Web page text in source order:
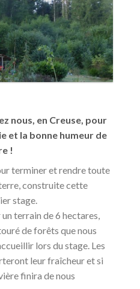
nous, en Creuse, pour
et la bonne humeur de
!
terminer et rendre toute
construite cette
stage.
un terrain de 6 hectares,
de forêts que nous
lors du stage. Les
leur fraîcheur et si
finira de nous